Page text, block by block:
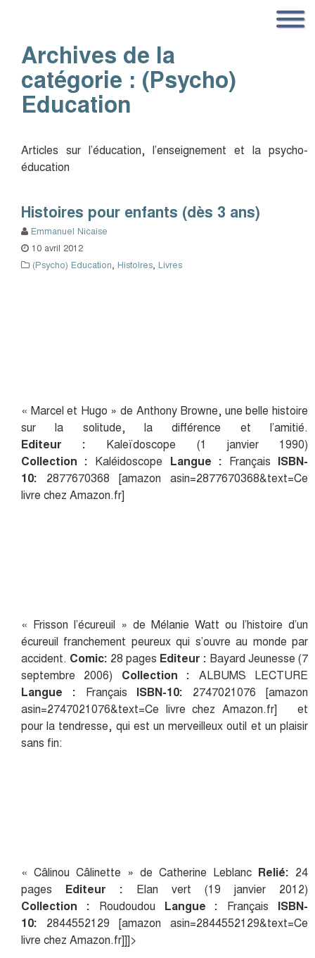
Archives de la
catégorie : (Psycho)
Education
Articles sur l’éducation, l’enseignement et la psycho-
éducation
Histoires pour enfants (dès 3 ans)
Emmanuel Nicaise
10 avril 2012
(Psycho) Education, Histoires, Livres
« Marcel et Hugo » de Anthony Browne, une belle histoire
sur la solitude, la différence et l’amitié.
Editeur : Kaleïdoscope (1 janvier 1990)
Collection : Kaléidoscope Langue : Français ISBN-
10: 2877670368 [amazon asin=2877670368&text=Ce
livre chez Amazon.fr]
« Frisson l’écureuil » de Mélanie Watt ou l’histoire d’un
écureuil franchement peureux qui s’ouvre au monde par
accident. Comic: 28 pages Editeur : Bayard Jeunesse (7
septembre 2006) Collection : ALBUMS LECTURE
Langue : Français ISBN-10: 2747021076 [amazon
asin=2747021076&text=Ce livre chez Amazon.fr] et
pour la tendresse, qui est un merveilleux outil et un plaisir
sans fin:
« Câlinou Câlinette » de Catherine Leblanc Relié: 24
pages Editeur : Elan vert (19 janvier 2012)
Collection : Roudoudou Langue : Français ISBN-
10: 2844552129 [amazon asin=2844552129&text=Ce
livre chez Amazon.fr]]]>